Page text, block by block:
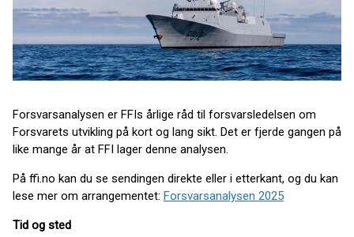
Forsvarsanalysen er FFIs årlige råd til forsvarsledelsen om
Forsvarets utvikling på kort og lang sikt. Det er fjerde gangen på
like mange år at FFI lager denne analysen.
På ffi.no kan du se sendingen direkte eller i etterkant, og du kan
lese mer om arrangementet: Forsvarsanalysen 2025
Tid og sted